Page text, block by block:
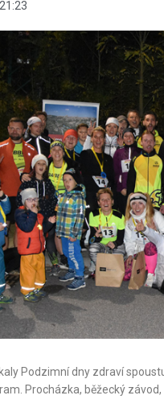
21:23
Podzimní dny zdraví
Procházka, běžecký